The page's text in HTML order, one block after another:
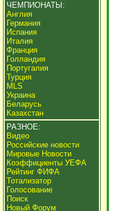
ЧЕМПИОНАТЫ:
Англия
Германия
Испания
Италия
Франция
Голландия
Португалия
Турция
MLS
Украина
Беларусь
Казахстан
РАЗНОЕ:
Видео
Российские новости
Мировые Новости
Коэффициенты УЕФА
Рейтинг ФИФА
Тотализатор
Голосование
Поиск
Новый Форум